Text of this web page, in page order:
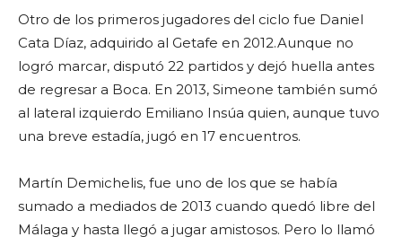
Otro de los primeros jugadores del ciclo fue Daniel
Cata Díaz, adquirido al Getafe en 2012.Aunque no
logró marcar, disputó 22 partidos y dejó huella antes
de regresar a Boca. En 2013, Simeone también sumó
al lateral izquierdo Emiliano Insúa quien, aunque tuvo
una breve estadía, jugó en 17 encuentros.
Martín Demichelis, fue uno de los que se había
sumado a mediados de 2013 cuando quedó libre del
Málaga y hasta llegó a jugar amistosos. Pero lo llamó